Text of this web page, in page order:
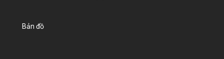
Bản đồ